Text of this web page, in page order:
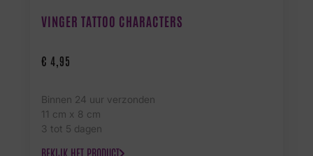
VINGER TATTOO CHARACTERS
€ 4,95
Binnen 24 uur verzonden
11 cm x 8 cm
3 tot 5 dagen
BEKIJK HET PRODUCT